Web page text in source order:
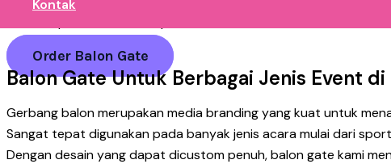
Kontak
Order Balon Gate
Balon Gate Untuk Berbagai Jenis Event di
Gerbang balon merupakan media branding yang kuat untuk
Sangat tepat digunakan pada banyak jenis acara mulai dari
Dengan desain yang dapat dicustom penuh, balon gate kami